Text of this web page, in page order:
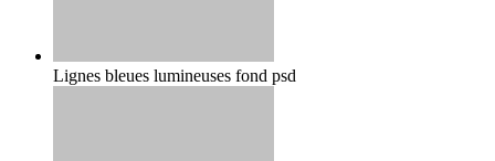
Lignes bleues lumineuses fond psd